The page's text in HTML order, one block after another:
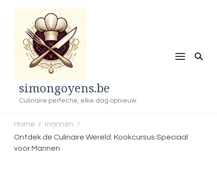
simongoyens.be
Culinaire perfectie, elke dag opnieuw.
Home / mannen /
Ontdek de Culinaire Wereld: Kookcursus Speciaal
voor Mannen